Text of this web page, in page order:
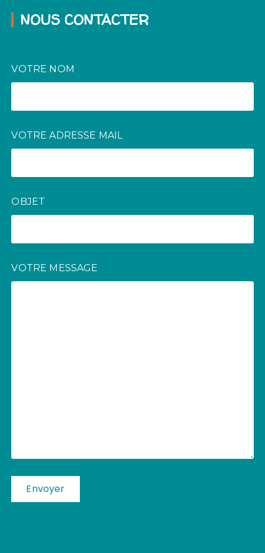
NOUS CONTACTER
VOTRE NOM
VOTRE ADRESSE MAIL
OBJET
VOTRE MESSAGE